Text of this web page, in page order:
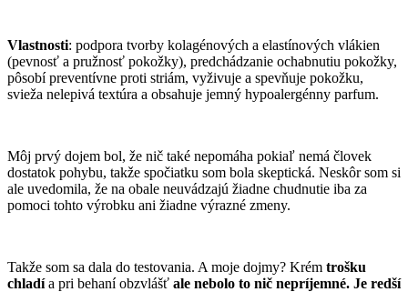
Vlastnosti: podpora tvorby kolagénových a elastínových vlákien
(pevnosť a pružnosť pokožky), predchádzanie ochabnutiu pokožky,
pôsobí preventívne proti striám, vyživuje a spevňuje pokožku,
svieža nelepivá textúra a obsahuje jemný hypoalergénny parfum.
Môj prvý dojem bol, že nič také nepomáha pokiaľ nemá človek
dostatok pohybu, takže spočiatku som bola skeptická. Neskôr som si
ale uvedomila, že na obale neuvádzajú žiadne chudnutie iba za
pomoci tohto výrobku ani žiadne výrazné zmeny.
Takže som sa dala do testovania. A moje dojmy? Krém trošku
chladía pri behaní obzvlášť ale nebolo to nič nepríjemné. Je redší